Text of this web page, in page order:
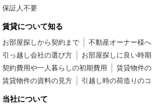
保証人不要
賃貸について知る
お部屋探しから契約まで 不動産オーナー様へ
引っ越し会社の選び方
お部屋探しに良い時期
契約費用や一人暮らしの初期費用
賃貸物件
賃貸物件の資料の見方
引越し時の荷造りの
当社について